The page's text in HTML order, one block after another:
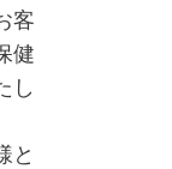
客
健
し
と